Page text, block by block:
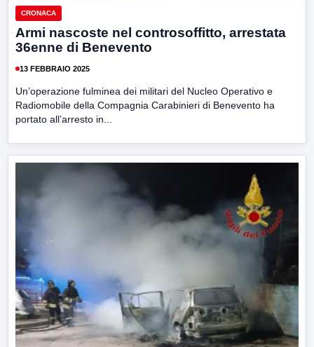
CRONACA
Armi nascoste nel controsoffitto, arrestata
36enne di Benevento
13 FEBBRAIO 2025
Un’operazione fulminea dei militari del Nucleo Operativo e
Radiomobile della Compagnia Carabinieri di Benevento ha
portato all’arresto in...